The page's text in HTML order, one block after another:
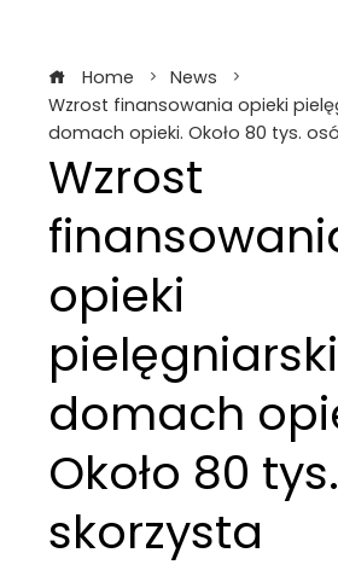
Home
News
Wzrost finansowania opieki
domach opieki. Około 80 tys.
Wzrost
opieki
domach
Około 80
skorzysta